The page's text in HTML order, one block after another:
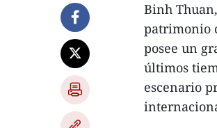
Binh
patrimonio
posee un
últimos
escenario